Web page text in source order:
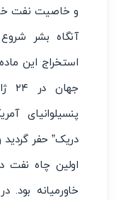
و خاصیت نفت
آنگاه بشر
استخراج این
پنسیلوانیای
دریک” حفر
اولین چاه نفت